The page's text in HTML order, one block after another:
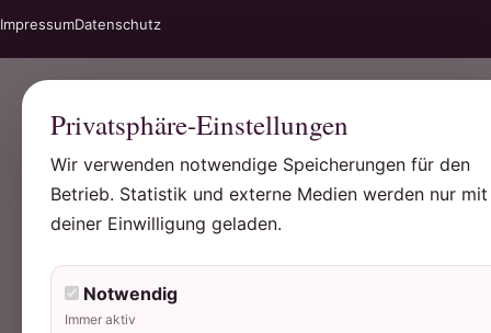
ImpressumDatenschutz
Privatsphäre-Einstellungen
Wir verwenden notwendige Speicherungen für den
Betrieb. Statistik und externe Medien werden nur mit
deiner Einwilligung geladen.
Notwendig
Immer aktiv